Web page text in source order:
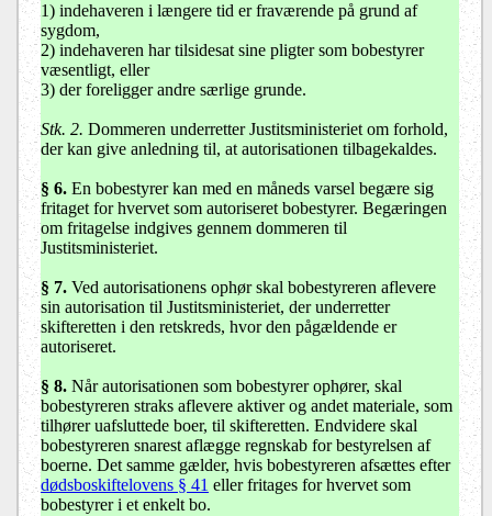
1) indehaveren i længere tid er fraværende på grund af
sygdom,
2) indehaveren har tilsidesat sine pligter som bobestyrer
væsentligt, eller
3) der foreligger andre særlige grunde.
Stk. 2. Dommeren underretter Justitsministeriet om forhold,
der kan give anledning til, at autorisationen tilbagekaldes.
§ 6. En bobestyrer kan med en måneds varsel begære sig
fritaget for hvervet som autoriseret bobestyrer. Begæringen
om fritagelse indgives gennem dommeren til
Justitsministeriet.
§ 7. Ved autorisationens ophør skal bobestyreren aflevere
sin autorisation til Justitsministeriet, der underretter
skifteretten i den retskreds, hvor den pågældende er
autoriseret.
§ 8. Når autorisationen som bobestyrer ophører, skal
bobestyreren straks aflevere aktiver og andet materiale, som
tilhører uafsluttede boer, til skifteretten. Endvidere skal
bobestyreren snarest aflægge regnskab for bestyrelsen af
boerne. Det samme gælder, hvis bobestyreren afsættes efter
dødsboskiftelovens § 41 eller fritages for hvervet som
bobestyrer i et enkelt bo.